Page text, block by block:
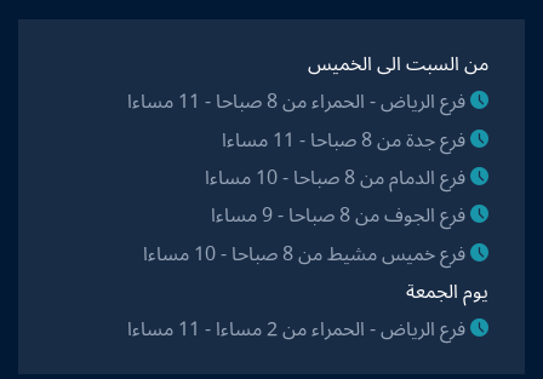
من السبت الى الخميس
فرع الرياض - الحمراء من 8 صباحا - 11 مساءا
فرع جدة من 8 صباحا - 11 مساءا
فرع الدمام من 8 صباحا - 10 مساءا
فرع الجوف من 8 صباحا - 9 مساءا
فرع خميس مشيط من 8 صباحا - 10 مساءا
يوم الجمعة
فرع الرياض - الحمراء من 2 مساءا - 11 مساءا